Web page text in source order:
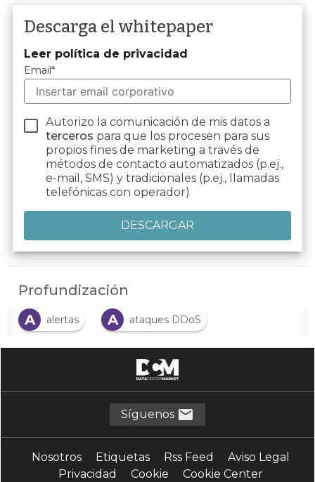
Descarga el whitepaper
Leer política de privacidad
Email*
Autorizo la comunicación de mis datos a
terceros para que los procesen para sus
propios fines de marketing a través de
métodos de contacto automatizados (p.ej.,
e-mail, SMS) y tradicionales (p.ej., llamadas
telefónicas con operador)
Profundización
A
alertas A ataques DDoS
C ciberamenazas C ciberdelito
C ciberseguridad
D detección de patrones
G Google Chronicle I IBM QRadar
Síguenos
Nosotros Etiquetas Rss Feed
Aviso Legal
Privacidad
Cookie Cookie Center